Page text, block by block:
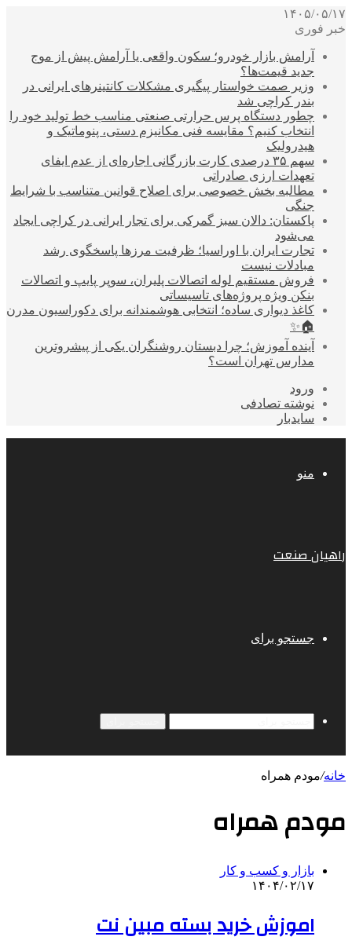
۱۴۰۵/۰۵/۱۷
خبر فوری
آرامش بازار خودرو؛ سکون واقعی یا آرامش پیش از موج
جدید قیمت‌ها؟
وزیر صمت خواستار پیگیری مشکلات کانتینرهای ایرانی در
بندر کراچی شد
چطور دستگاه پرس حرارتی صنعتی مناسب خط تولید خود را
انتخاب کنیم؟ مقایسه فنی مکانیزم دستی، پنوماتیک و
هیدرولیک
سهم ۳۵ درصدی کارت بازرگانی اجاره‌ای از عدم ایفای
تعهدات ارزی صادراتی
مطالبه بخش خصوصی برای اصلاح قوانین متناسب با شرایط
جنگی
پاکستان: دالان سبز گمرکی برای تجار ایرانی در کراچی ایجاد
می‌شود
تجارت ایران با اوراسیا؛ ظرفیت مرزها پاسخگوی رشد
مبادلات نیست
فروش مستقیم لوله اتصالات پلیران، سوپر پایپ و اتصالات
بنکن ویژه پروژه‌های تاسیساتی
کاغذ دیواری ساده؛ انتخابی هوشمندانه برای دکوراسیون مدرن
🏠✨
آینده آموزش؛ چرا دبستان روشنگران یکی از پیشروترین
مدارس تهران است؟
ورود
نوشته تصادفی
سایدبار
منو
راهیان صنعت
جستجو برای
خانه/مودم همراه
مودم همراه
بازار و کسب و کار
۱۴۰۴/۰۲/۱۷
اموزش خرید بسته مبین نت